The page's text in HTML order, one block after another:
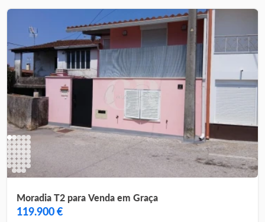
Moradia T2 para Venda em Graça
119.900 €